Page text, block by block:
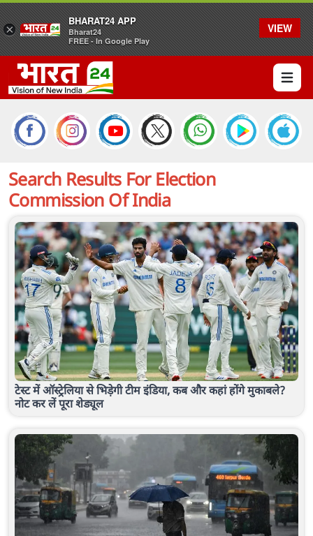
Open
Search Results For Election
Commission Of India
टेस्ट में ऑस्ट्रेलिया से भिड़ेगी टीम इंडिया, कब और कहां होंगे मुकाबले?
नोट कर लें पूरा शेड्यूल
×
BHARAT24 APP
Bharat24
FREE - In Google Play
VIEW